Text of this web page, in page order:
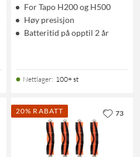
For Tapo H200 og H500
Høy presisjon
Batteritid på opptil 2 år
Nettlager: 100+ st
20% RABATT 73